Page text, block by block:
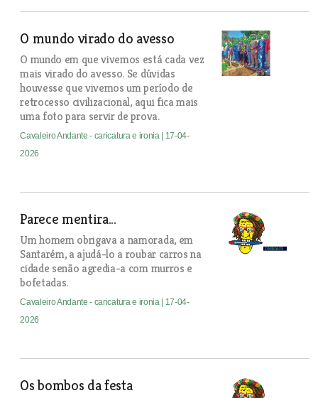
O mundo virado do avesso
O mundo em que vivemos está cada vez
mais virado do avesso. Se dúvidas
houvesse que vivemos um período de
retrocesso civilizacional, aqui fica mais
uma foto para servir de prova.
Cavaleiro Andante - caricatura e ironia
| 17-04-
2026
Parece mentira...
Um homem obrigava a namorada, em
Santarém, a ajudá-lo a roubar carros na
cidade senão agredia-a com murros e
bofetadas.
Cavaleiro Andante - caricatura e ironia
| 17-04-
2026
Os bombos da festa